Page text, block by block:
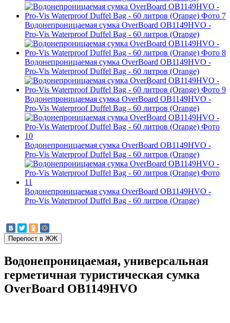
Водонепроницаемая сумка OverBoard OB1149HVO -
Pro-Vis Waterproof Duffel Bag - 60 литров (Orange)
Водонепроницаемая сумка OverBoard OB1149HVO -
Pro-Vis Waterproof Duffel Bag - 60 литров (Orange)
Водонепроницаемая сумка OverBoard OB1149HVO -
Pro-Vis Waterproof Duffel Bag - 60 литров (Orange)
Водонепроницаемая сумка OverBoard OB1149HVO -
Pro-Vis Waterproof Duffel Bag - 60 литров (Orange)
Водонепроницаемая сумка OverBoard OB1149HVO -
Pro-Vis Waterproof Duffel Bag - 60 литров (Orange)
Водонепроницаемая, универсальная
герметичная туристическая сумка
OverBoard OB1149HVO